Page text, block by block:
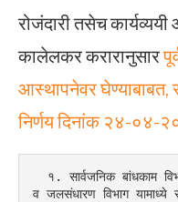
रोजंदारी तसेच
कालेलकर करारानुसार
आस्थापनेवर घेण्याबाबत,
निर्णय दिनांक २४-०४-
व जलसंधारण विभाग यामाध्ये